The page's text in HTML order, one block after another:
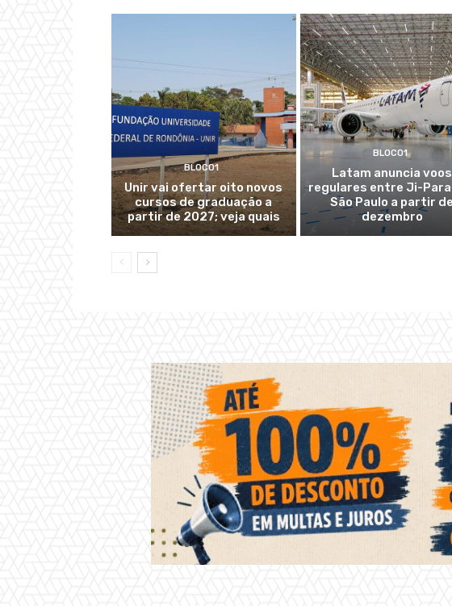
BLOCO1
Unir vai ofertar oito novos
cursos de graduação a
partir de 2027; veja quais
BLOCO1
Latam anuncia voos
regulares entre Ji-
São Paulo a partir de
dezembro